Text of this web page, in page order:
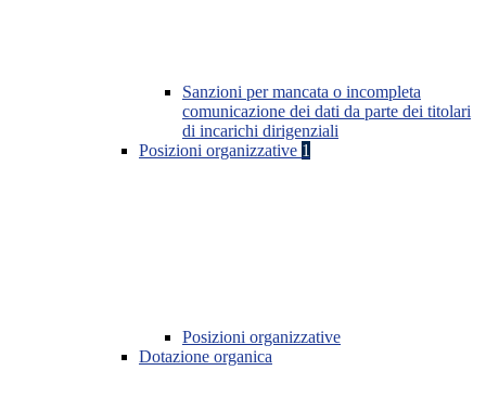
Sanzioni per mancata o incompleta
comunicazione dei dati da parte dei titolari
di incarichi dirigenziali
Posizioni organizzative 1
Posizioni organizzative
Dotazione organica